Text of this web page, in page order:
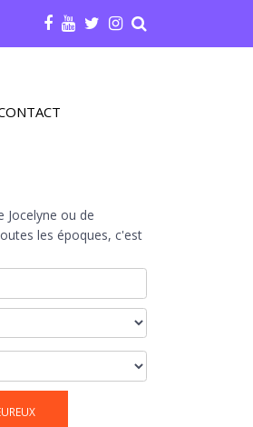
ou de
les époques, c'est